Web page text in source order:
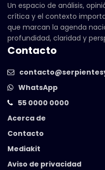
Un espacio de análisis,
crítica y el contexto
que marcan la agenda
profundidad, claridad y
Contacto
WhatsApp
55 0000 0000
Acerca de
Contacto
Mediakit
Aviso de privacidad